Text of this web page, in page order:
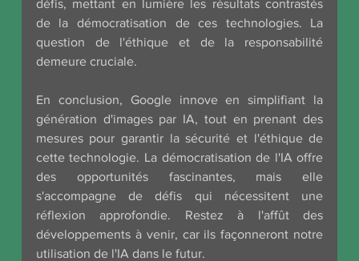
défis, mettant en lumière les résultats contrastés
de la démocratisation de ces technologies. La
question de l'éthique et de la responsabilité
demeure cruciale.
En conclusion, Google innove en simplifiant la
génération d'images par IA, tout en prenant des
mesures pour garantir la sécurité et l'éthique de
cette technologie. La démocratisation de l'IA offre
des opportunités fascinantes, mais elle
s'accompagne de défis qui nécessitent une
réflexion approfondie. Restez à l'affût des
développements à venir, car ils façonneront notre
utilisation de l'IA dans le futur.